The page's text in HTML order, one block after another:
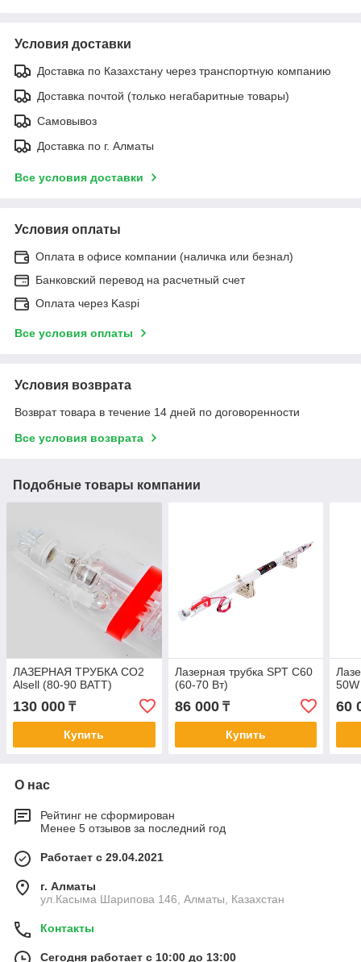
Условия доставки
Доставка по Казахстану через транспортную компанию
Доставка почтой (только негабаритные товары)
Самовывоз
Доставка по г. Алматы
Все условия доставки
Условия оплаты
Оплата в офисе компании (наличка или безнал)
Банковский перевод на расчетный счет
Оплата через Kaspi
Все условия оплаты
Условия возврата
Возврат товара в течение 14 дней по договоренности
Все условия возврата
Подобные товары компании
ЛАЗЕРНАЯ ТРУБКА CO2
Alsell (80-90 ВАТТ)
130 000 ₸
Купить
Лазерная трубка SPT C60
(60-70 Вт)
86 000₸
Купить
60
О нас
Рейтинг не сформирован
Менее 5 отзывов за последний год
Работает с 29.04.2021
г. Алматы
ул.Касыма Шарипова 146, Алматы, Казахстан
Контакты
Сегодня работает с 10:00 до 13:00